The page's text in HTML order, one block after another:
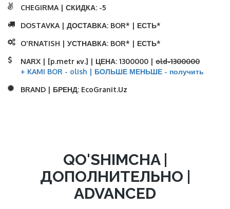
CHEGIRMA | СКИДКА: -5
DOSTAVKA | ДОСТАВКА: BOR* | ЕСТЬ*
O'RNATISH | УСТНАВКА: BOR* | ЕСТЬ*
NARX | [p.metr кv.] | ЦЕНА: 1300000 | old-1300000
+ KAMI BOR - olish | БОЛЬШЕ МЕНЬШЕ - получить
BRAND | БРЕНД: EcoGranit.Uz
QO'SHIMCHA |
ДОПОЛНИТЕЛЬНО |
ADVANCED